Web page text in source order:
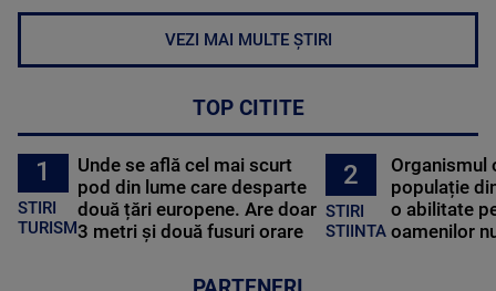
VEZI MAI MULTE ȘTIRI
TOP CITITE
1
STIRI
TURISM
Unde se află cel mai scurt
pod din lume care desparte
două țări europene. Are doar
3 metri și două fusuri orare
2
STIRI
STIINTA
Organismul
populație
o abilitate
oamenilor